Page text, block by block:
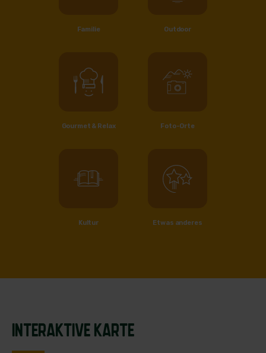
Familie Outdoor
Gourmet & Relax Foto-Orte
Kultur Etwas anderes
INTERAKTIVE KARTE